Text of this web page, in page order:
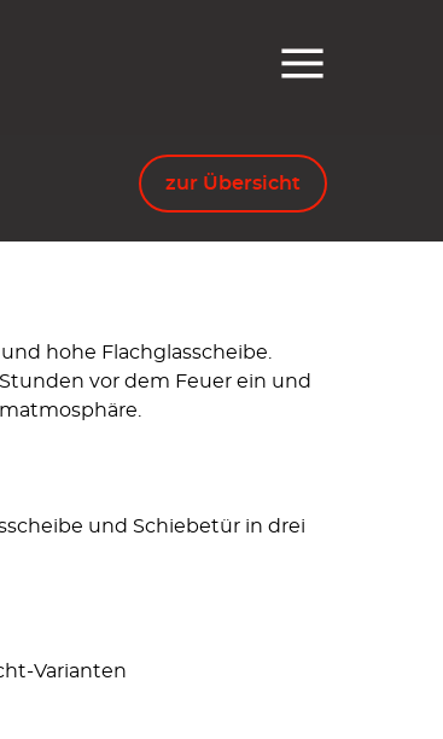
zur Übersicht
hohe Flach­glas­scheibe.
vor dem Feuer ein und
und Schiebetür in drei
Varianten